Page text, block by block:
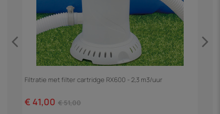
Filtratie met filter cartridge RX600 - 2,3 m3/uur
€ 41,00 € 51,00